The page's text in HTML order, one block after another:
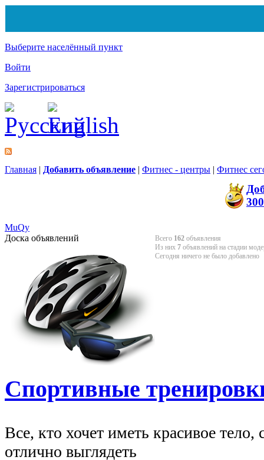
Выберите населённый пункт
Войти
Зарегистрироваться
Главная | Добавить объявление | Фитнес - центры | Фитнес
MuQy
Доска объявлений
Всего 162 объявления
Из них 7 объявлений на стадии
Сегодня ничего не было добавлено
Спортивные
Все, кто хочет иметь красивое
отлично выглядеть